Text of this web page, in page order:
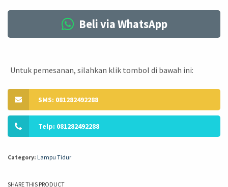
Beli via WhatsApp
Untuk pemesanan, silahkan klik tombol di bawah ini:
SMS: 081282492288
Telp: 081282492288
Category: Lampu Tidur
SHARE THIS PRODUCT